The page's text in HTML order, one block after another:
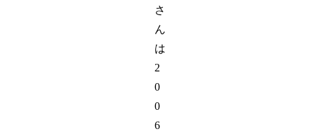
さ
ん
は
2
0
0
6